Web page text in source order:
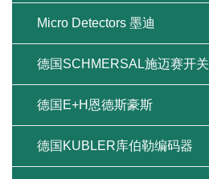
Micro Detectors 墨迪
德国SCHMERSAL施迈赛开关
德国E+H恩德斯豪斯
德国KUBLER库伯勒编码器